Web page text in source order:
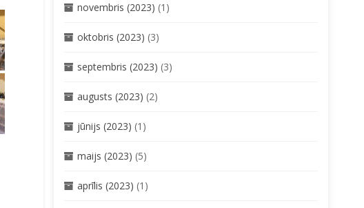
novembris (2023) (1)
oktobris (2023) (3)
septembris (2023) (3)
augusts (2023) (2)
jūnijs (2023) (1)
maijs (2023) (5)
aprīlis (2023) (1)